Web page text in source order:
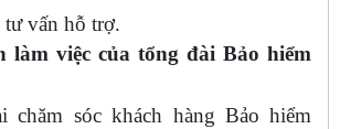
vấn hỗ trợ.
làm việc của tổng đài Bảo hiểm
sóc khách hàng Bảo hiểm